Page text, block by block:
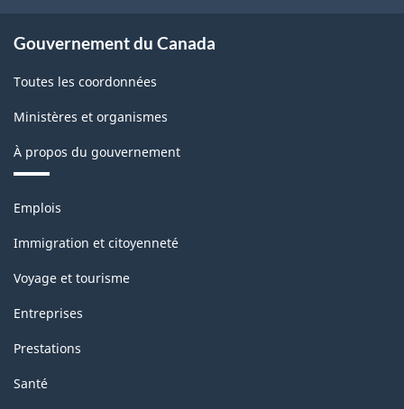
Gouvernement du Canada
Toutes les coordonnées
Ministères et organismes
À propos du gouvernement
Thèmes
sujets
Emplois
Immigration et citoyenneté
Voyage et tourisme
Entreprises
Prestations
Santé